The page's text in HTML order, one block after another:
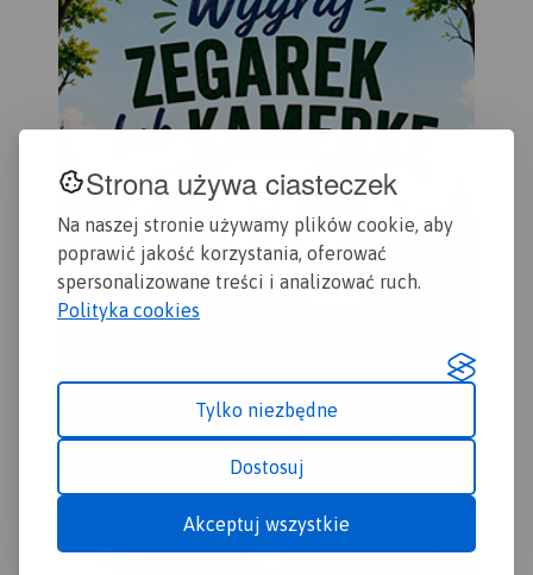
Strona używa ciasteczek
Na naszej stronie używamy plików cookie, aby
poprawić jakość korzystania, oferować
spersonalizowane treści i analizować ruch.
Polityka cookies
Tylko niezbędne
Dostosuj
Akceptuj wszystkie